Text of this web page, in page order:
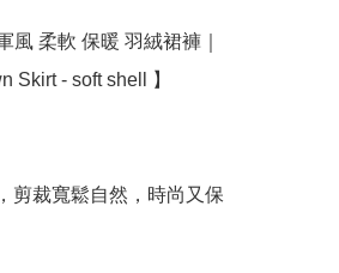
風 柔軟 保暖 羽絨裙褲｜
Skirt - soft shell 】
剪裁寬鬆自然，時尚又保